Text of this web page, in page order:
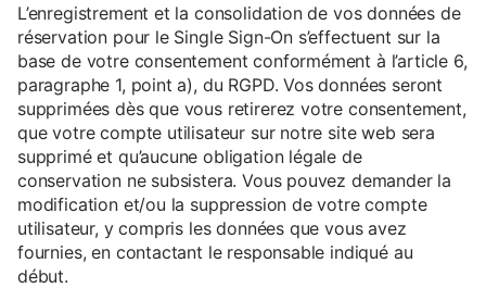
L’enregistrement et la consolidation de vos données de
réservation pour le Single Sign-On s’effectuent sur la
base de votre consentement conformément à l’article 6,
paragraphe 1, point a), du RGPD. Vos données seront
supprimées dès que vous retirerez votre consentement,
que votre compte utilisateur sur notre site web sera
supprimé et qu’aucune obligation légale de
conservation ne subsistera. Vous pouvez demander la
modification et/ou la suppression de votre compte
utilisateur, y compris les données que vous avez
fournies, en contactant le responsable indiqué au
début.